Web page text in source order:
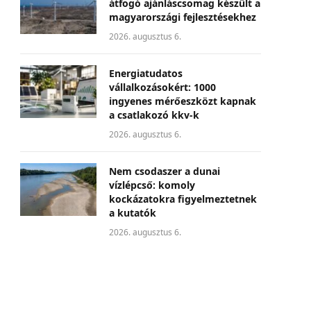
átfogó ajánláscsomag készült a
magyarországi fejlesztésekhez
2026. augusztus 6.
Energiatudatos
vállalkozásokért: 1000
ingyenes mérőeszközt kapnak
a csatlakozó kkv-k
2026. augusztus 6.
Nem csodaszer a dunai
vízlépcső: komoly
kockázatokra figyelmeztetnek
a kutatók
2026. augusztus 6.